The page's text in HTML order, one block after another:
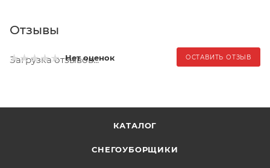
Отзывы
Нет оценок ОСТАВИТЬ ОТЗЫВ
Загрузка отзывов...
КАТАЛОГ
СНЕГОУБОРЩИКИ